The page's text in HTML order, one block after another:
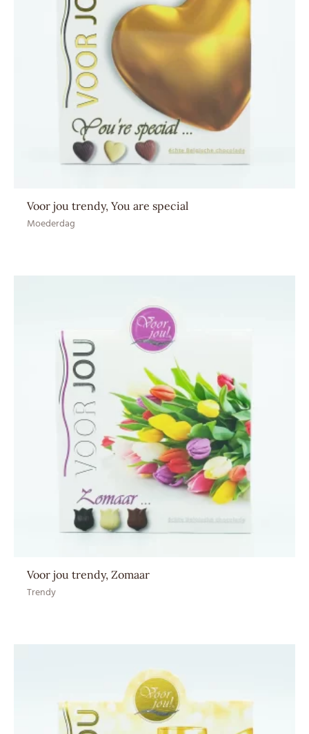
Voor jou trendy, You are special
Moederdag
Voor jou trendy, Zomaar
Trendy